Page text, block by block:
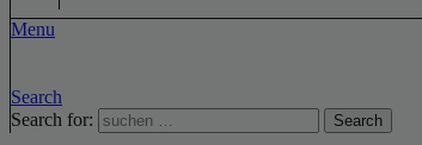
Menu
Search
Search for:
Search